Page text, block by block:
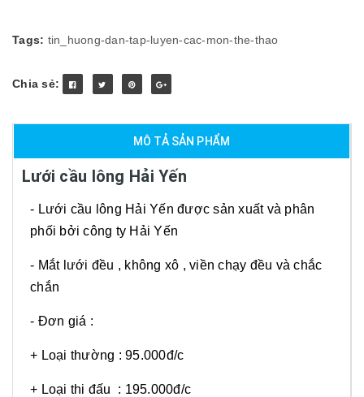
Tags: tin_huong-dan-tap-luyen-cac-mon-the-thao
Chia sẻ:
MÔ TẢ SẢN PHẨM
Lưới cầu lông Hải Yến
- Lưới cầu lông Hải Yến được sản xuất và phân
phối bởi công ty Hải Yến
- Mắt lưới đều , không xô , viền chạy đều và chắc
chắn
- Đơn giá :
+ Loại thường : 95.000đ/c
+ Loại thi đấu : 195.000đ/c